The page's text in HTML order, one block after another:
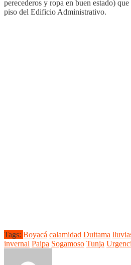
perecederos y ropa en buen estado)
piso del Edificio Administrativo.
Tags: Boyacá calamidad Duitama
invernal Paipa Sogamoso Tunja